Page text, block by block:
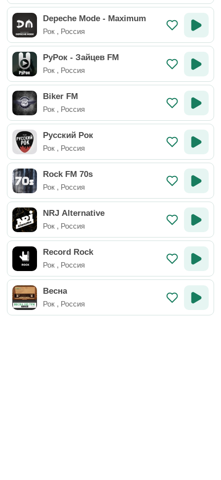
Depeche Mode - Maximum
Рок , Россия
РуРок - Зайцев FM
Рок , Россия
Biker FM
Рок , Россия
Русский Рок
Рок , Россия
Rock FM 70s
Рок , Россия
NRJ Alternative
Рок , Россия
Record Rock
Рок , Россия
Весна
Рок , Россия